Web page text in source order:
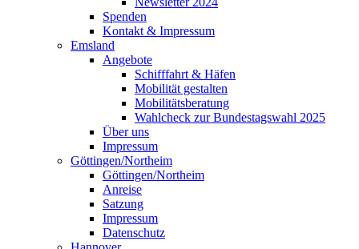
Spenden
Kontakt & Impressum
Emsland
Angebote
Schifffahrt & Häfen
Mobilität gestalten
Mobilitätsberatung
Wahlcheck zur Bundestagswahl 2025
Über uns
Impressum
Göttingen/Northeim
Göttingen/Northeim
Anreise
Satzung
Impressum
Datenschutz